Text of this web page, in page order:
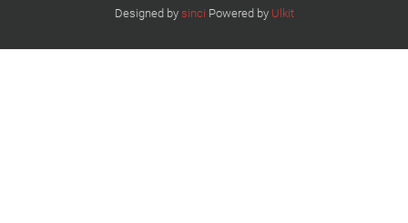
Designed by sinci Powered by Ulkit